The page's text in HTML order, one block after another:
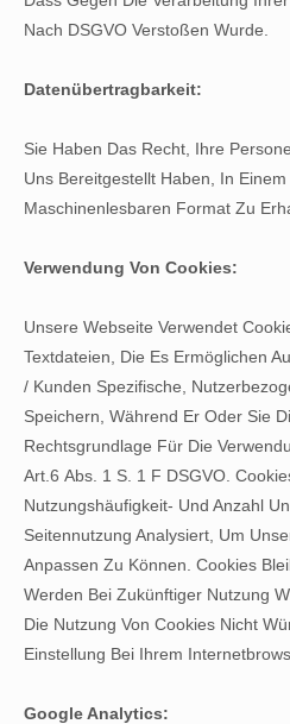
Nach DSGVO Verstoßen Wurde.
Datenübertragbarkeit:
Sie Haben Das Recht, Ihre
Uns Bereitgestellt Haben, In
Maschinenlesbaren Format Zu
Verwendung Von Cookies:
Unsere Webseite Verwendet
Textdateien, Die Es Ermöglichen
/ Kunden Spezifische,
Speichern, Während Er Oder Sie
Rechtsgrundlage Für Die
Art.6 Abs. 1 S. 1 F DSGVO.
Nutzungshäufigkeit- Und Anzahl
Seitennutzung Analysiert, Um
Anpassen Zu Können. Cookies
Werden Bei Zukünftiger Nutzung
Die Nutzung Von Cookies Nicht
Einstellung Bei Ihrem
Google Analytics: